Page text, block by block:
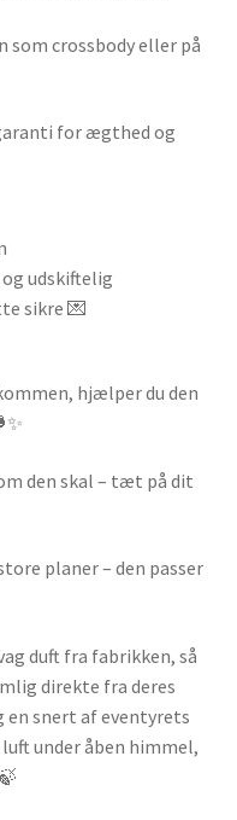
som crossbody eller på
for ægthed og
udskiftelig
sikre 💌
hjælper du den
den skal – tæt på dit
planer – den passer
duft fra fabrikken, så
direkte fra deres
snert af eventyrets
under åben himmel,